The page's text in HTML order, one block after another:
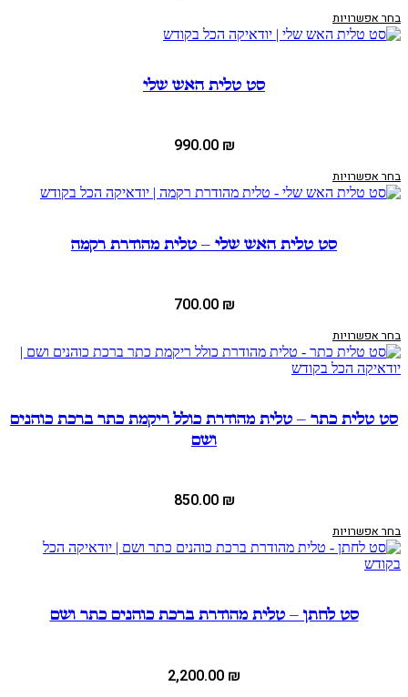
בחר אפשרויות
סט טלית האש שלי
990.00 ₪
בחר אפשרויות
סט טלית האש שלי – טלית מהודרת רקמה
700.00 ₪
בחר אפשרויות
סט טלית כתר – טלית מהודרת כולל ריקמת כתר ברכת כוהנים
ושם
850.00 ₪
בחר אפשרויות
סט לחתן – טלית מהודרת ברכת כוהנים כתר ושם
2,200.00 ₪